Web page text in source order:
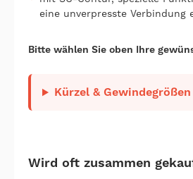
eine unverpresste Verbindung
Bitte wählen Sie oben Ihre
Kürzel &
Wird oft zusammen